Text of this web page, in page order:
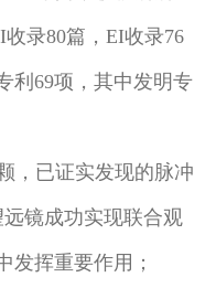
录80篇，EI收录76
利69项，其中发明专
，已证实发现的脉冲
镜成功实现联合观
发挥重要作用；